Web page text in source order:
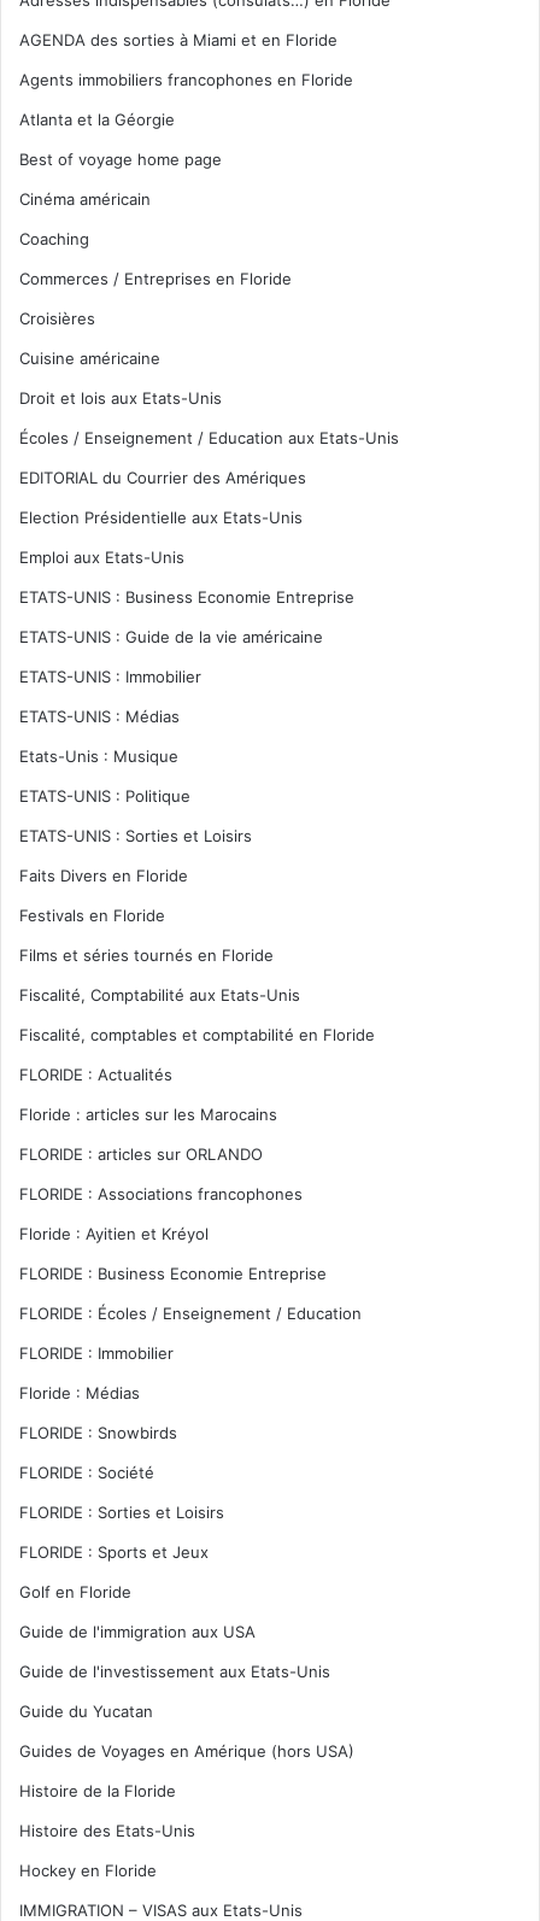
AGENDA des sorties à Miami et en Floride
Agents immobiliers francophones en Floride
Atlanta et la Géorgie
Best of voyage home page
Cinéma américain
Coaching
Commerces / Entreprises en Floride
Croisières
Cuisine américaine
Droit et lois aux Etats-Unis
Écoles / Enseignement / Education aux Etats-Unis
EDITORIAL du Courrier des Amériques
Election Présidentielle aux Etats-Unis
Emploi aux Etats-Unis
ETATS-UNIS : Business Economie Entreprise
ETATS-UNIS : Guide de la vie américaine
ETATS-UNIS : Immobilier
ETATS-UNIS : Médias
Etats-Unis : Musique
ETATS-UNIS : Politique
ETATS-UNIS : Sorties et Loisirs
Faits Divers en Floride
Festivals en Floride
Films et séries tournés en Floride
Fiscalité, Comptabilité aux Etats-Unis
Fiscalité, comptables et comptabilité en Floride
FLORIDE : Actualités
Floride : articles sur les Marocains
FLORIDE : articles sur ORLANDO
FLORIDE : Associations francophones
Floride : Ayitien et Kréyol
FLORIDE : Business Economie Entreprise
FLORIDE : Écoles / Enseignement / Education
FLORIDE : Immobilier
Floride : Médias
FLORIDE : Snowbirds
FLORIDE : Société
FLORIDE : Sorties et Loisirs
FLORIDE : Sports et Jeux
Golf en Floride
Guide de l'immigration aux USA
Guide de l'investissement aux Etats-Unis
Guide du Yucatan
Guides de Voyages en Amérique (hors USA)
Histoire de la Floride
Histoire des Etats-Unis
Hockey en Floride
IMMIGRATION – VISAS aux Etats-Unis